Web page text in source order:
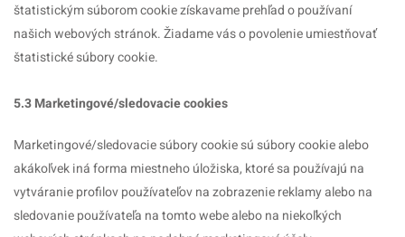
štatistickým súborom cookie získavame prehľad o používaní
našich webových stránok. Žiadame vás o povolenie umiestňovať
štatistické súbory cookie.
5.3 Marketingové/sledovacie cookies
Marketingové/sledovacie súbory cookie sú súbory cookie alebo
akákoľvek iná forma miestneho úložiska, ktoré sa používajú na
vytváranie profilov používateľov na zobrazenie reklamy alebo na
sledovanie používateľa na tomto webe alebo na niekoľkých